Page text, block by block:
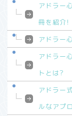
アドラー
冊を紹介!
アドラー
アドラー
トとは?
アドラー
ルなアプ